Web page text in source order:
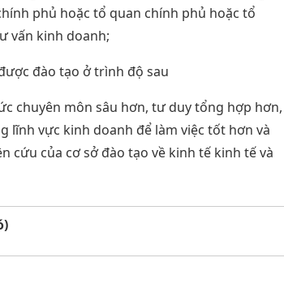
phủ hoặc tổ quan chính phủ hoặc tổ
vấn kinh doanh;
đào tạo ở trình độ sau
chuyên môn sâu hơn, tư duy tổng hợp hơn,
lĩnh vực kinh doanh để làm việc tốt hơn và
cứu của cơ sở đào tạo về kinh tế kinh tế và